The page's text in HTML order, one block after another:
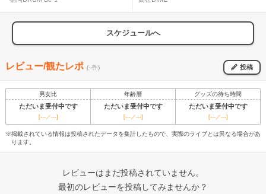
スケジュールへ
レビュー/観たレポ (--件) 投稿
男女比 年齢層 グッズの待ち時間
ただいま受付中です ただいま受付中です ただいま受付中です
[---／---] [---／---] [---／---]
※掲載されている情報は投稿されたデータを集計したもので、実際のライブとは異なる場合があ
ります。
レビューはまだ投稿されていません。
最初のレビューを投稿してみませんか？